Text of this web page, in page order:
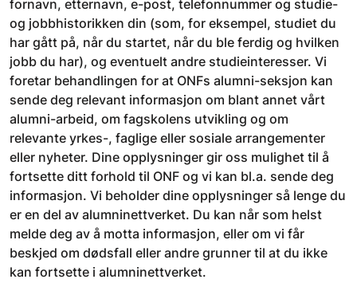
fornavn, etternavn, e-post, telefonnummer og studie-
og jobbhistorikken din (som, for eksempel, studiet du
har gått på, når du startet, når du ble ferdig og hvilken
jobb du har), og eventuelt andre studieinteresser. Vi
foretar behandlingen for at ONFs alumni-seksjon kan
sende deg relevant informasjon om blant annet vårt
alumni-arbeid, om fagskolens utvikling og om
relevante yrkes-, faglige eller sosiale arrangementer
eller nyheter. Dine opplysninger gir oss mulighet til å
fortsette ditt forhold til ONF og vi kan bl.a. sende deg
informasjon. Vi beholder dine opplysninger så lenge du
er en del av alumninettverket. Du kan når som helst
melde deg av å motta informasjon, eller om vi får
beskjed om dødsfall eller andre grunner til at du ikke
kan fortsette i alumninettverket.